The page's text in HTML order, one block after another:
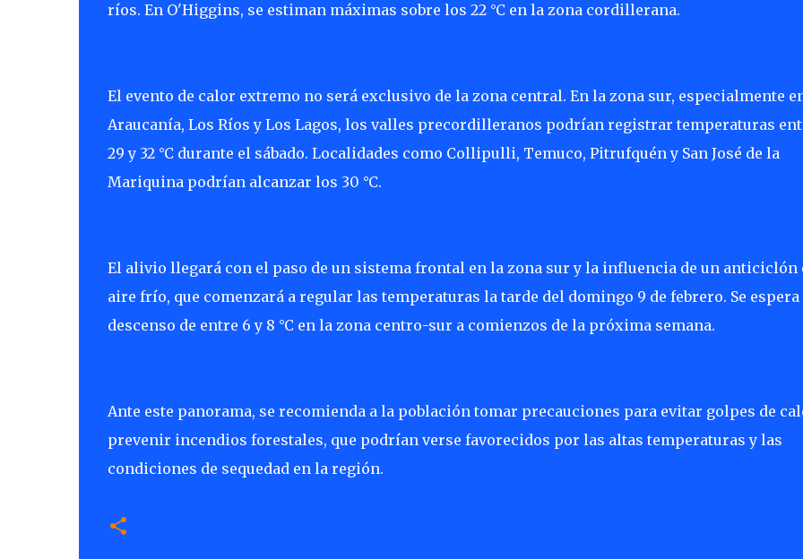
ríos. En O'Higgins, se estiman máximas sobre los 22 °C en la zona cordillerana.
El evento de calor extremo no será exclusivo de la zona central. En la zona sur, especialmente
Araucanía, Los Ríos y Los Lagos, los valles precordilleranos podrían registrar temperaturas
29 y 32 °C durante el sábado. Localidades como Collipulli, Temuco, Pitrufquén y San José de la
Mariquina podrían alcanzar los 30 °C.
El alivio llegará con el paso de un sistema frontal en la zona sur y la influencia de un anticiclón
aire frío, que comenzará a regular las temperaturas la tarde del domingo 9 de febrero. Se espera
descenso de entre 6 y 8 °C en la zona centro-sur a comienzos de la próxima semana.
Ante este panorama, se recomienda a la población tomar precauciones para evitar golpes de
prevenir incendios forestales, que podrían verse favorecidos por las altas temperaturas y las
condiciones de sequedad en la región.